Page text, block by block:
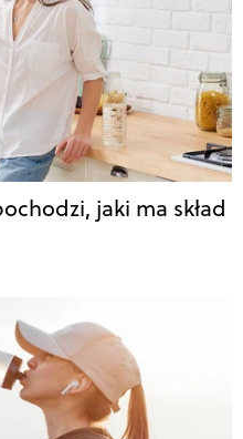
jaki ma skład